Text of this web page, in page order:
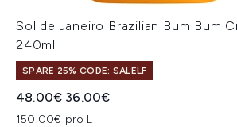
Sol de Janeiro Brazilian Bum Bum
240ml
SPARE 25% CODE: SALELF
Unverbindliche Preisempfehlung:
48.00€ Aktueller Preis:
36.00€
150.00€ pro L